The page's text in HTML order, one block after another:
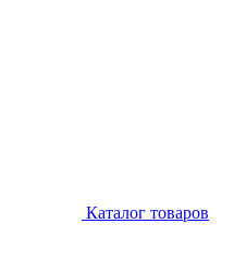
Каталог товаров